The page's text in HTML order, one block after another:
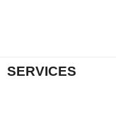
SERVICES